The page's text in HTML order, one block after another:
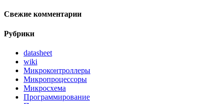
Свежие комментарии
Рубрики
datasheet
wiki
Микроконтроллеры
Микропроцессоры
Микросхема
Программирование